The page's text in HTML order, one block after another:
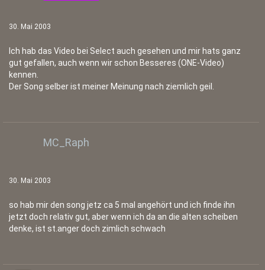
30. Mai 2003
Ich hab das Video bei Select auch gesehen und mir hats ganz
gut gefallen, auch wenn wir schon Besseres (ONE-Video)
kennen.
Der Song selber ist meiner Meinung nach ziemlich geil.
MC_Raph
30. Mai 2003
so hab mir den song jetz ca 5 mal angehört und ich finde ihn
jetzt doch relativ gut, aber wenn ich da an die alten scheiben
denke, ist st.anger doch zimlich schwach